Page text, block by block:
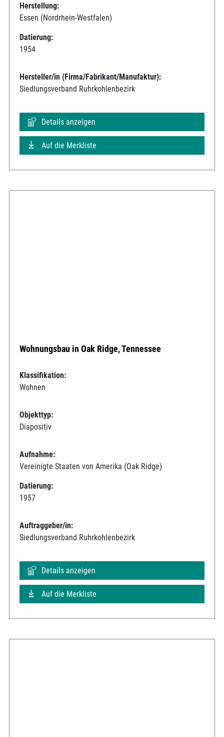
Herstellung:
Essen (Nordrhein-Westfalen)
Datierung:
1954
Hersteller/in (Firma/Fabrikant/Manufaktur):
Siedlungsverband Ruhrkohlenbezirk
Details anzeigen
Auf die Merkliste
Wohnungsbau in Oak Ridge, Tennessee
Klassifikation:
Wohnen
Objekttyp:
Diapositiv
Aufnahme:
Vereinigte Staaten von Amerika (Oak Ridge)
Datierung:
1957
Auftraggeber/in:
Siedlungsverband Ruhrkohlenbezirk
Details anzeigen
Auf die Merkliste